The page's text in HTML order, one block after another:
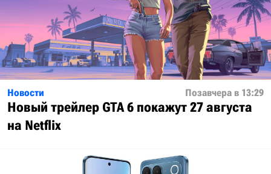
Новости Позавчера в 13:29
Новый трейлер GTA 6 покажут 27 августа
на Netflix